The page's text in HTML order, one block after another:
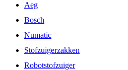
Aeg
Bosch
Numatic
Stofzuigerzakken
Robotstofzuiger